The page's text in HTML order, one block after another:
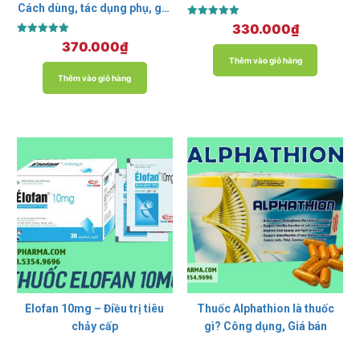
Cách dùng, tác dụng phụ, giá
bao nhiêu?
Được xếp
5.00
370.000₫
Thêm vào giỏ hàng
Được xếp
5.00
330.000₫
Thêm vào giỏ hàng
Elofan 10mg – Điều trị tiêu
chảy cấp
Thuốc Alphathion là thuốc
gì? Công dụng, Giá bán